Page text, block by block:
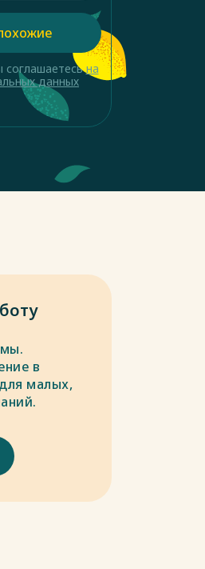
соглашаетесьна
данных
в
малых,